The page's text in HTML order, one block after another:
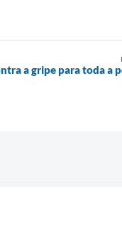
a gripe para toda a